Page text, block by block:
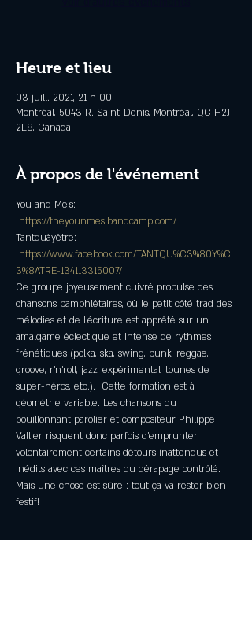
Heure et lieu
03 juill. 2021, 21 h 00
Montréal, 5043 R. Saint-Denis, Montréal, QC H2J
2L8, Canada
À propos de l'événement
You and Me's:
https://theyounmes.bandcamp.com/
Tantquàyêtre:
https://www.facebook.com/TANTQU%C3%80Y%C
3%8ATRE-134113315007/
Ce groupe joyeusement cuivré propulse des
chansons pamphlétaires, où le petit côté trad des
mélodies et de l’écriture est apprêté sur un
amalgame éclectique et intense de rythmes
frénétiques (polka, ska, swing, punk, reggae,
groove, r’n’roll, jazz, expérimental, tounes de
super-héros, etc.).  Cette formation est à
géométrie variable. Les chansons du
bouillonnant parolier et compositeur Philippe
Vallier risquent donc parfois d’emprunter
volontairement certains détours inattendus et
inédits avec ces maîtres du dérapage contrôlé.
Mais une chose est sûre : tout ça va rester bien
festif!